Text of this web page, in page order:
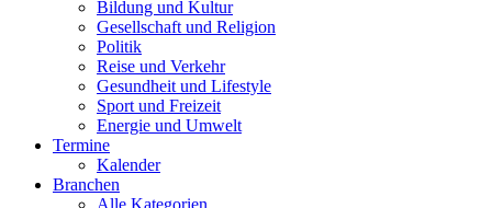
Bildung und Kultur
Gesellschaft und Religion
Politik
Reise und Verkehr
Gesundheit und Lifestyle
Sport und Freizeit
Energie und Umwelt
Termine
Kalender
Branchen
Alle Kategorien